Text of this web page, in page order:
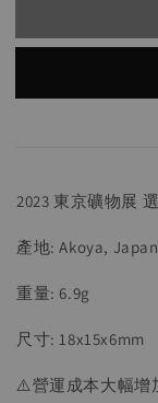
2023 東京礦物展
產地: Akoya, Japan
重量: 6.9g
尺寸: 18x15x6mm
⚠️營運成本大幅增